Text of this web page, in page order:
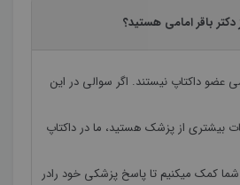
باقر امامی هستید؟
عضو داکتاپ نیستند. اگر سوالی در این
بیشتری از پزشک هستید، ما در داکتاپ
کمک میکنیم تا پاسخ پزشکی خود رادر